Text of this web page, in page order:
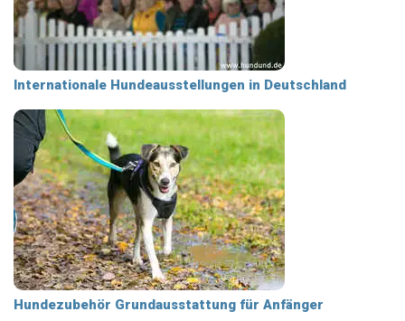
Internationale Hundeausstellungen in Deutschland
Hundezubehör Grundausstattung für Anfänger